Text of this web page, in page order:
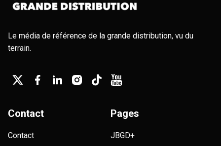
Le média de référence de la grande distribution, vu du
terrain.
Contact
Contact
Pages
JBGD+